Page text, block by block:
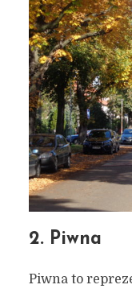
2. Piwna
Piwna to